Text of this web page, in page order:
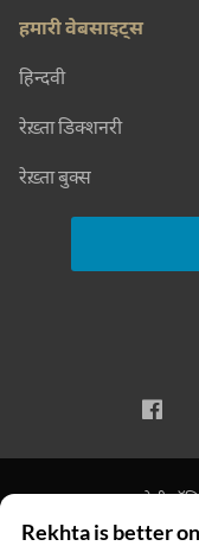
हमारी वेबसाइट्स
हिन्दवी
रेख़्ता डिक्शनरी
रेख़्ता बुक्स
प्राइवेसी
© 2026
Rekhta is better